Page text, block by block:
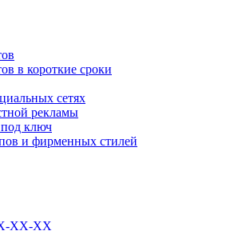
в короткие сроки
сетях
рекламы
под ключ
и фирменных стилей
XX-XX